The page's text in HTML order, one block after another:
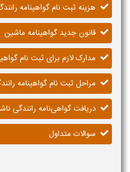
هزینه ثبت نام گواهینامه رانندگی
قانون جدید گواهینامه ماشین
مدارک لازم برای ثبت نام
مراحل ثبت نام گواهینامه
دریافت گواهی‌نامه رانندگی
سوالات متداول